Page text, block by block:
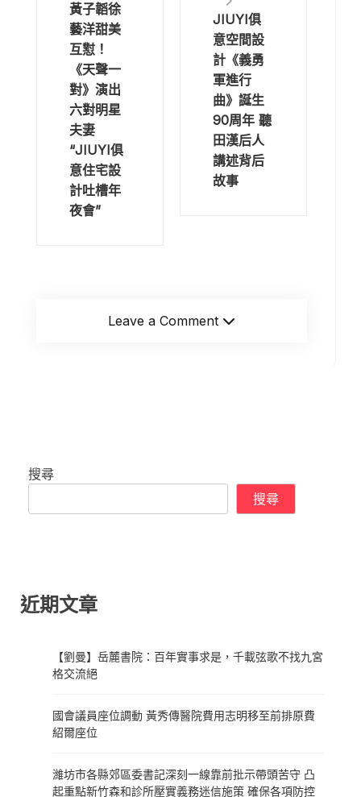
黃子韜徐
藝洋甜美
互懟！
《天聲一
對》演出
六對明星
夫妻
“JIUYI俱
意住宅設
計吐槽年
夜會”
JIUYI俱
意空間設
計《義勇
軍進行
曲》誕生
90周年 聽
田漢后人
講述背后
故事
Leave a Comment
搜尋
搜尋
近期文章
【劉曼】岳麓書院：百年實事求是，千載弦歌不找九宮
格交流絕
國會議員座位調動 黃秀傳醫院費用志明移至前排原費
紹爾座位
濰坊市各縣郊區委書記深刻一線靠前批示帶頭苦守 凸
起重點新竹森和診所壓實義務迷信施策 確保各項防控